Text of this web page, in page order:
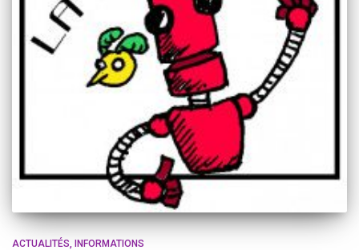
ACTUALITÉS INFORMATIONS